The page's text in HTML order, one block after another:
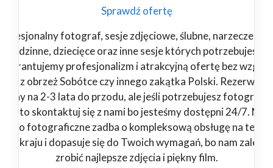
Sprawdź ofertę
fotograf, sesje zdjęciowe, ślubne,
rodzinne, dziecięce oraz inne sesje których potrzebujesz.
profesjonalizm i atrakcyjną ofertę bez
z obrzeż Sobótce czy innego zakątka Polski.
na 2-3 lata do przodu, ale jeśli potrzebujesz fotografa
to skontaktuj się z nami bo jesteśmy dostępni 24/7.
fotograficzne zadba o kompleksową obsługę na
kraju i dopasuje się do Twoich wymagań, bo nam zależy
zrobić najlepsze zdjęcia i piękny film.